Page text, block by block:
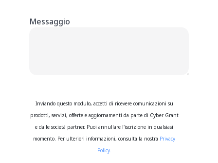
Messaggio
Inviando questo modulo, accetti di ricevere comunicazioni su
prodotti, servizi, offerte e aggiornamenti da parte di Cyber Grant
e dalle società partner. Puoi annullare l'iscrizione in qualsiasi
momento. Per ulteriori informazioni, consulta la nostra Privacy
Policy.